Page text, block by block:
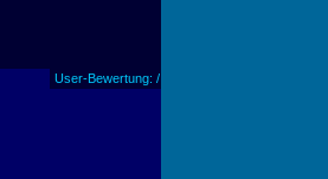
User-Bewertung: /